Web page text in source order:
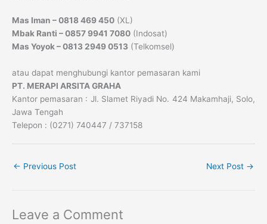
Mas Iman – 0818 469 450 (XL)
Mbak Ranti – 0857 9941 7080 (Indosat)
Mas Yoyok – 0813 2949 0513 (Telkomsel)
atau dapat menghubungi kantor pemasaran kami
PT. MERAPI ARSITA GRAHA
Kantor pemasaran : Jl. Slamet Riyadi No. 424 Makamhaji, Solo,
Jawa Tengah
Telepon : (0271) 740447 / 737158
← Previous Post Next Post →
Leave a Comment